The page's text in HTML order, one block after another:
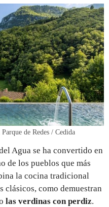
de Redes / Cedida
Agua se ha convertido en
de los pueblos que más
la cocina tradicional
clásicos, como demuestran
las verdinas con perdiz.